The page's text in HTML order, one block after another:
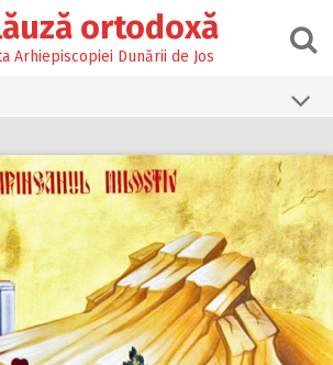
ortodoxă
Arhiepiscopiei Dunării de Jos